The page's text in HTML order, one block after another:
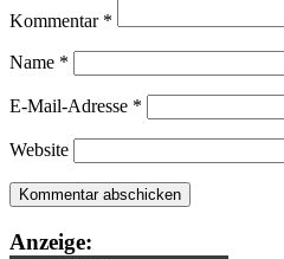
Kommentar *
Name *
E-Mail-Adresse *
Website
Anzeige: